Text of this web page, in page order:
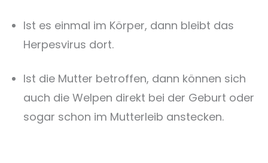
Ist es einmal im Körper, dann bleibt das
Herpesvirus dort.
Ist die Mutter betroffen, dann können sich
auch die Welpen direkt bei der Geburt oder
sogar schon im Mutterleib anstecken.